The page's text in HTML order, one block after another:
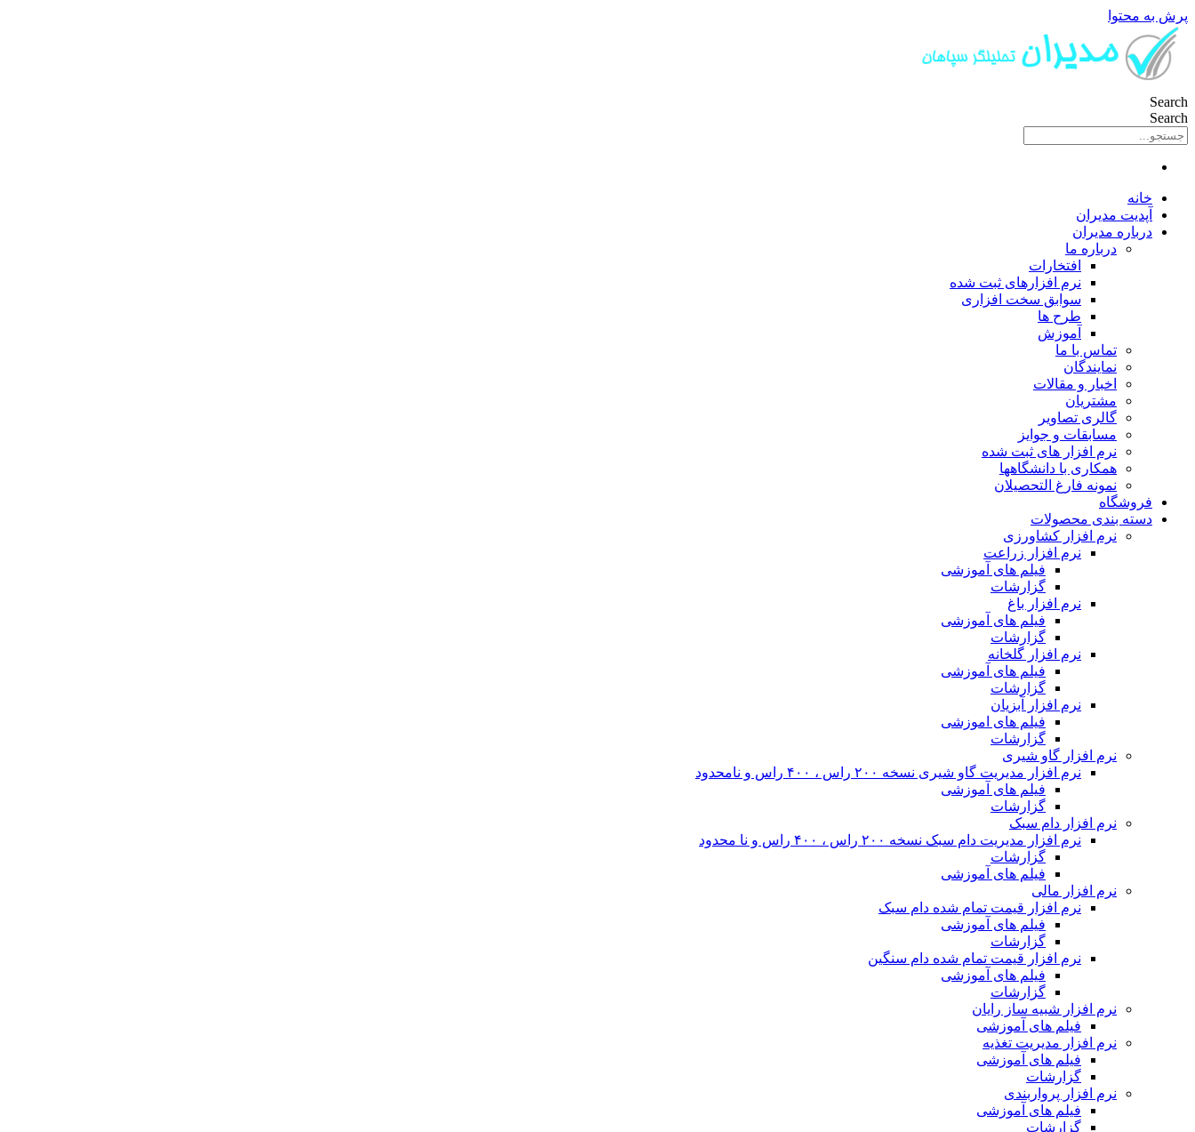
پرش به محتوا
Search
Search
خانه
آپدیت مدیران
درباره مدیران
درباره ما
افتخارات
نرم افزارهای ثبت شده
سوابق سخت افزاری
طرح ها
آموزش
تماس با ما
نمایندگان
اخبار و مقالات
مشتریان
گالری تصاویر
مسابقات و جوایز
نرم افزار های ثبت شده
همکاری با دانشگاهها
نمونه فارغ التحصیلان
فروشگاه
دسته بندی محصولات
نرم افزار کشاورزی
نرم افزار زراعت
فیلم های آموزشی
گزارشات
نرم افزار باغ
فیلم های آموزشی
گزارشات
نرم افزار گلخانه
فیلم های آموزشی
گزارشات
نرم افزار آبزیان
فیلم های اموزشی
گزارشات
نرم افزار گاو شیری
نرم افزار مدیریت گاو شیری نسخه ۲۰۰ راس ، ۴۰۰ راس و نامحدود
فیلم های آموزشی
گزارشات
نرم افزار دام سبک
نرم افزار مدیریت دام سبک نسخه ۲۰۰ راس ، ۴۰۰ راس و نا محدود
گزارشات
فیلم های آموزشی
نرم افزار مالی
نرم افزار قیمت تمام شده دام سبک
فیلم های آموزشی
گزارشات
نرم افزار قیمت تمام شده دام سنگین
فیلم های آموزشی
گزارشات
نرم افزار شبیه ساز رایان
فیلم های آموزشی
نرم افزار مدیریت تغذیه
فیلم های آموزشی
گزارشات
نرم افزار پرواربندی
فیلم های آموزشی
گزارشات